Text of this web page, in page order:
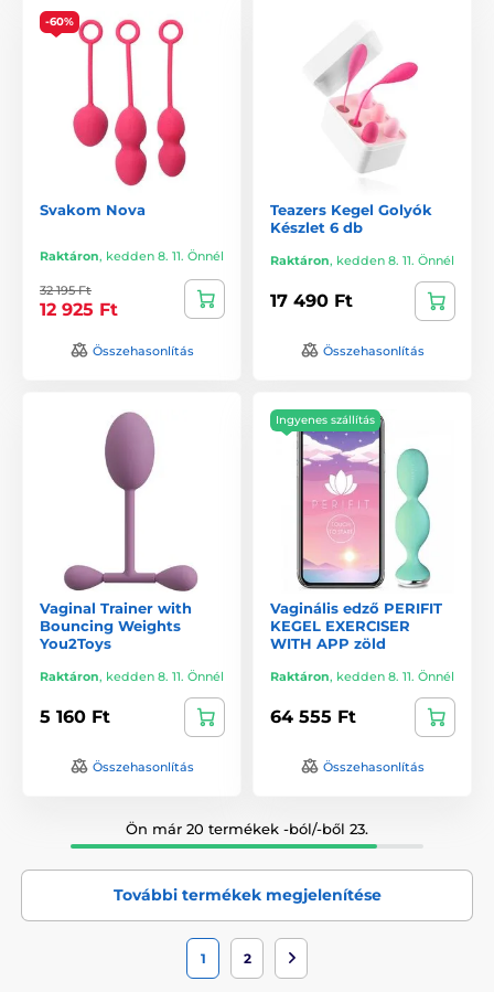
-60%
Svakom Nova
Raktáron, kedden 8. 11. Önnél
32 195 Ft
12 925 Ft
Összehasonlítás
Teazers Kegel Golyók
Készlet 6 db
Raktáron, kedden 8. 11. Önnél
17 490 Ft
Összehasonlítás
Vaginal Trainer with
Bouncing Weights
You2Toys
Raktáron, kedden 8. 11. Önnél
5 160 Ft
Összehasonlítás
Ingyenes szállítás
Vaginális edző PERIFIT
KEGEL EXERCISER
WITH APP zöld
Raktáron, kedden 8. 11. Önnél
64 555 Ft
Összehasonlítás
Ön már 20 termékek -ból/-ből 23.
További termékek megjelenítése
1 2